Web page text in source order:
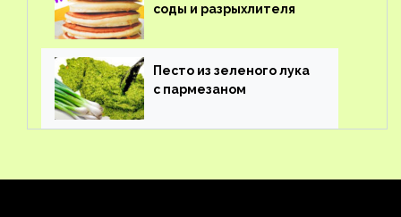
соды и разрыхлителя
Песто из зеленого лука
с пармезаном